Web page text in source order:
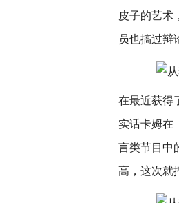
皮子的艺术
员也搞过辩
在最近获得
实话卡姆在
言类节目中
高，这次就